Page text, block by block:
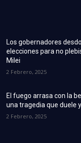
Los gobernadores
elecciones para no
Milei
2 Febrero, 2025
El fuego arrasa con la
una tragedia que duele
2 Febrero, 2025